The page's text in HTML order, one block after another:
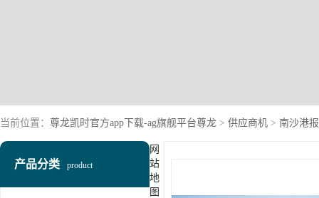
当前位置： 尊龙凯时官方app下载-ag旗舰平台尊龙 > 供应商机 > 南沙港
产品分类 product
网
站
地
图